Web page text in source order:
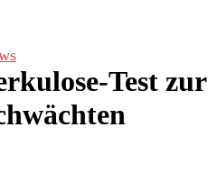
Test zur